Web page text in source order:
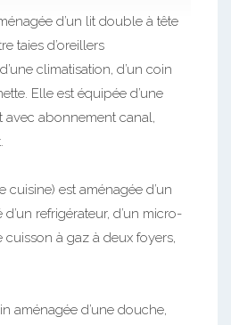
d’un lit double à tête
taies d’oreillers
climatisation, d’un coin
Elle est équipée d’une
avec abonnement canal,
cuisine) est aménagée d’un
refrigérateur, d’un micro-
cuisson à gaz à deux foyers,
aménagée d’une douche,